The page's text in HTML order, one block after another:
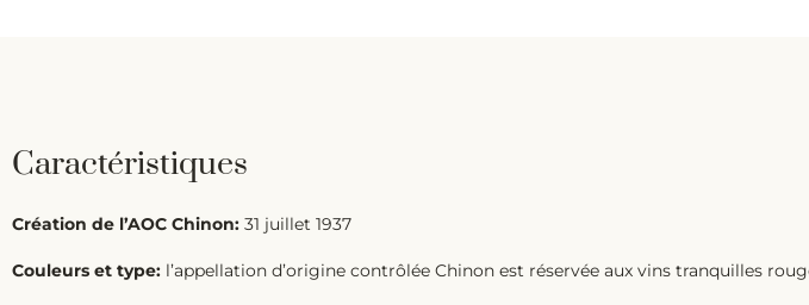
Caractéristiques
Création de l’AOC Chinon: 31 juillet 1937
Couleurs et type: l’appellation d’origine contrôlée Chinon est réservée aux vins tranquilles